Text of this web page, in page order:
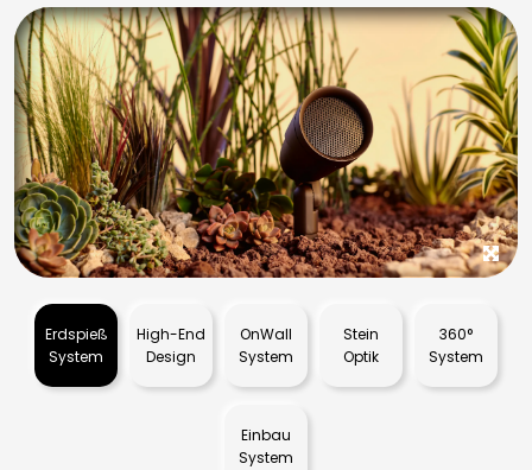
Erdspieß
System
High-End
Design
OnWall
System
Stein
Optik
360°
System
Einbau
System